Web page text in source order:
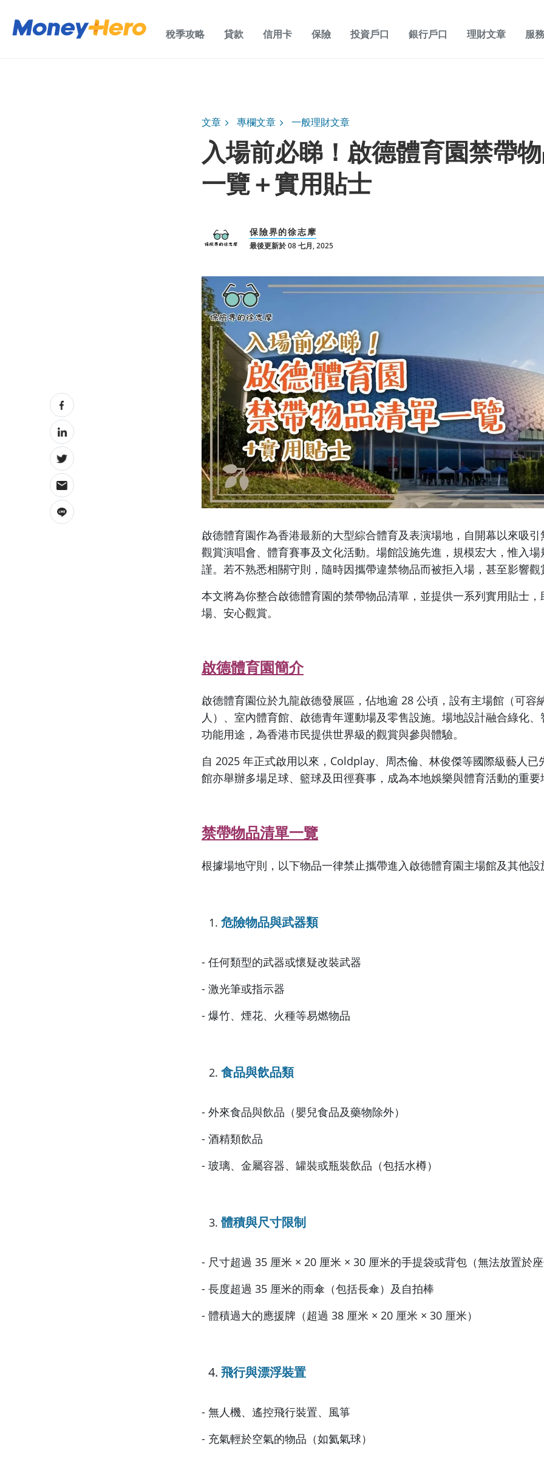
稅季攻略 貸款 信用卡 保險 投資戶口 銀行戶口 理財文章 服
文章 專欄文章 一般理財文章
入場前必睇！啟德體育園禁帶
一覽＋實用貼士
保險界的徐志摩
最後更新於 08 七月, 2025
啟德體育園作為香港最新的大型綜合體育及表演場地，自開幕以來吸
觀賞演唱會、體育賽事及文化活動。場館設施先進，規模宏大，惟入
謹。若不熟悉相關守則，隨時因攜帶違禁物品而被拒入場，甚至影響觀
本文將為你整合啟德體育園的禁帶物品清單，並提供一系列實用貼士
場、安心觀賞。
啟德體育園簡介
啟德體育園位於九龍啟德發展區，佔地逾 28 公頃，設有主場館（可容
人）、室內體育館、啟德青年運動場及零售設施。場地設計融合綠化
功能用途，為香港市民提供世界級的觀賞與參與體驗。
自 2025 年正式啟用以來，Coldplay、周杰倫、林俊傑等國際級藝人已
館亦舉辦多場足球、籃球及田徑賽事，成為本地娛樂與體育活動的重要
禁帶物品清單一覽
根據場地守則，以下物品一律禁止攜帶進入啟德體育園主場館及其他設
危險物品與武器類
- 任何類型的武器或懷疑改裝武器
- 激光筆或指示器
- 爆竹、煙花、火種等易燃物品
食品與飲品類
- 外來食品與飲品（嬰兒食品及藥物除外）
- 酒精類飲品
- 玻璃、金屬容器、罐裝或瓶裝飲品（包括水樽）
體積與尺寸限制
- 尺寸超過 35 厘米 × 20 厘米 × 30 厘米的手提袋或背包（無法放置於
- 長度超過 35 厘米的雨傘（包括長傘）及自拍棒
- 體積過大的應援牌（超過 38 厘米 × 20 厘米 × 30 厘米）
飛行與漂浮裝置
- 無人機、遙控飛行裝置、風箏
- 充氣輕於空氣的物品（如氦氣球）